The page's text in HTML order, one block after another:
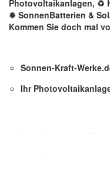
Photovoltaikanlagen, ♻
✹ SonnenBatterien &
Kommen Sie doch mal
Sonnen-Kraft-
Ihr